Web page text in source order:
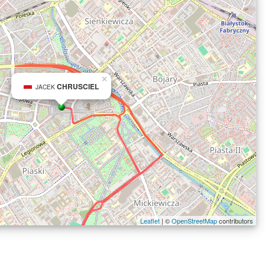
JACEK CHRUSCIEL
×
Leaflet| ©OpenStreetMapcontributors